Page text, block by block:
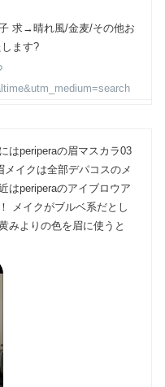
求→晴れ風/金麦/その他お
ます?
はperiperaの眉マスカラ03
イクは全部デパコスのメ
はperiperaのアイブロウア
メイクがブルベ系だとし
みよりの色を眉に使うと